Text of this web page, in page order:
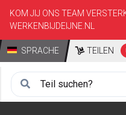
KOM JIJ ONS TEAM
WERKENBIJDEIJNE.NL
SPRACHE TEILEN